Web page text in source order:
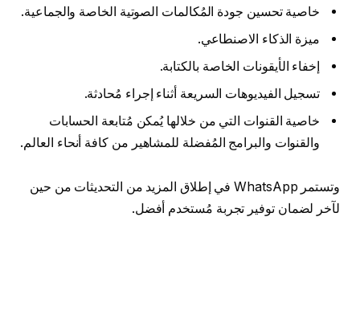
خاصية تحسين جودة المُكالمات الصوتية الخاصة والجماعية.
ميزة الذكاء الاصنطاعي.
إخفاء الأيقونات الخاصة بالكتابة.
تسجيل الفيديوهات السريعة أثناء إجراء مُحادثة.
خاصية القنوات التي من خلالها يُمكن مُتابعة الحسابات
والقنوات والبرامج المُفضلة للمشاهير من كافة أنحاء العالم.
وتستمر WhatsApp في إطلاق المزيد من التحديثات من حين
لآخر لضمان توفير تجربة مُستخدم أفضل.